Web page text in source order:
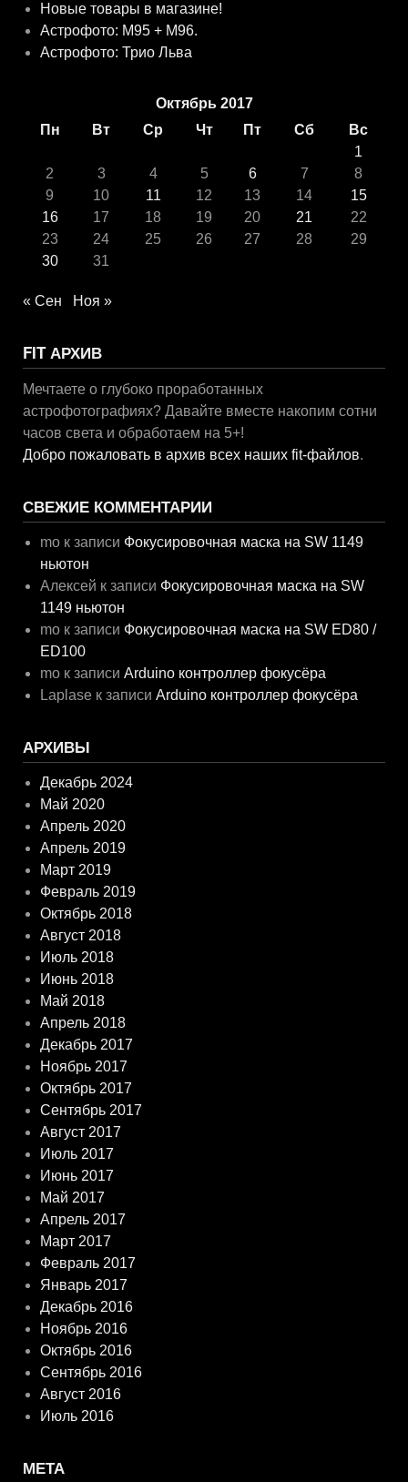
Новые товары в магазине!
Астрофото: M95 + M96.
Астрофото: Трио Льва
Октябрь 2017
Пн
Вт Ср Чт Пт Сб
Вс
1
2
3 4 5 6 7
8
9
10 11 12 13 14
15
16
17 18 19 20 21
22
23
24 25 26 27 28
29
30
31
« Сен Ноя »
FIT АРХИВ
Мечтаете о глубоко проработанных
астрофотографиях? Давайте вместе накопим сотни
часов света и обработаем на 5+!
Добро пожаловать в архив всех наших fit-файлов.
СВЕЖИЕ КОММЕНТАРИИ
mo к записи Фокусировочная маска на SW 1149
ньютон
Алексей к записи Фокусировочная маска на SW
1149 ньютон
mo к записи Фокусировочная маска на SW ED80 /
ED100
mo к записиArduino контроллер фокусёра
Laplase к записиArduino контроллер фокусёра
АРХИВЫ
Декабрь 2024
Май 2020
Апрель 2020
Апрель 2019
Март 2019
Февраль 2019
Октябрь 2018
Август 2018
Июль 2018
Июнь 2018
Май 2018
Апрель 2018
Декабрь 2017
Ноябрь 2017
Октябрь 2017
Сентябрь 2017
Август 2017
Июль 2017
Июнь 2017
Май 2017
Апрель 2017
Март 2017
Февраль 2017
Январь 2017
Декабрь 2016
Ноябрь 2016
Октябрь 2016
Сентябрь 2016
Август 2016
Июль 2016
МЕТА